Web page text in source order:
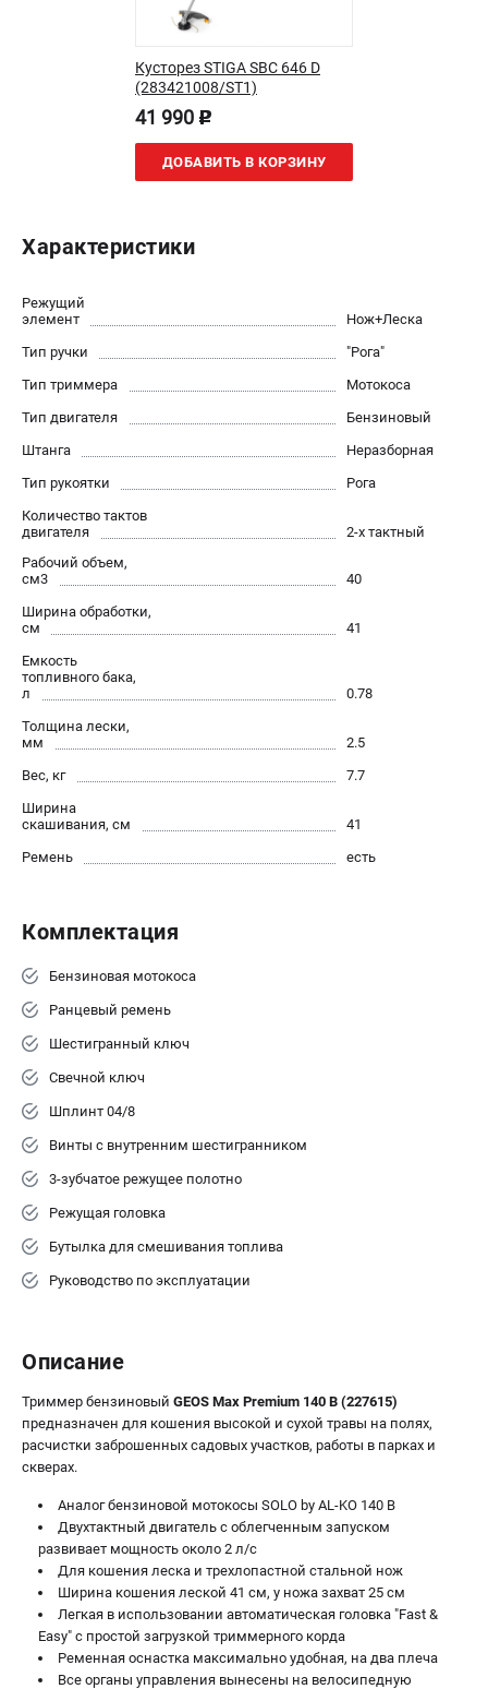
Юридическим лицам
Правила обмена и возврата
Справочник по тримерным головкам и ножам
Бонусная программа
Бензопилы
Мотокосы
Газонокосилки и тракторы
Опрыскиватели
Измельчители
Воздуходувы
Цепи для бензопил
Шины пильные
Масла и смазки
Леска для триммеров
Заточные наборы и напильники
Средства защиты
Запчасти для инструмента
АККУМУЛЯТОРНАЯ ТЕХНИКА
Высоторезы аккумуляторные
Ножницы садовые аккумуляторные
Триммеры аккумуляторные
ТЕЛЕФОН (САНКТ-ПЕТЕРБУРГ)
8 (800) 550-70-46
Режим работы колл-центра:
+7 (8112) 59-10-67
Кусторез STIGA SBC 646 D
(283421008/ST1)
41 990 p
ДОБАВИТЬ В КОРЗИНУ
Характеристики
Режущий
элемент
Нож+Леска
Тип ручки
"Рога"
Тип триммера
Мотокоса
Тип двигателя
Бензиновый
Штанга
Неразборная
Тип рукоятки
Рога
Количество тактов
двигателя
2-х тактный
Рабочий объем,
см3
40
Ширина обработки,
см
41
Емкость
топливного бака,
л
0.78
Толщина лески,
мм
2.5
Вес, кг
7.7
Ширина
скашивания, см
41
Ремень
есть
Комплектация
Бензиновая мотокоса
Ранцевый ремень
Шестигранный ключ
Свечной ключ
Шплинт 04/8
Винты с внутренним шестигранником
3-зубчатое режущее полотно
Режущая головка
Бутылка для смешивания топлива
Руководство по эксплуатации
Описание
Триммер бензиновый GEOS Max Premium 140 B (227615)
предназначен для кошения высокой и сухой травы на полях,
расчистки заброшенных садовых участков, работы в парках и
скверах.
Аналог бензиновой мотокосы SOLO by AL-KO 140 B
Двухтактный двигатель с облегченным запуском
развивает мощность около 2 л/с
Для кошения леска и трехлопастной стальной нож
Ширина кошения леской 41 см, у ножа захват 25 см
Легкая в использовании автоматическая головка "Fast &
Easy" с простой загрузкой триммерного корда
Ременная оснастка максимально удобная, на два плеча
Все органы управления вынесены на велосипедную